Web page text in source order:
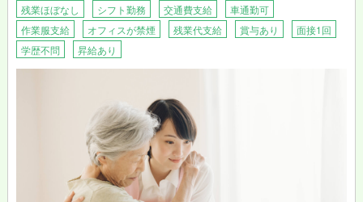
残業ほぼなし シフト勤務 交通費支給
車通勤可
作業服支給
オフィスが禁煙 残業代支給 賞与あり
面接1回
学歴不問
昇給あり